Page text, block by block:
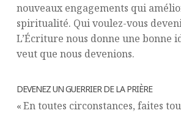
nouveaux engagements qui
spiritualité. Qui voulez-vous
L’Écriture nous donne une bonne
veut que nous devenions.
DEVENEZ UN GUERRIER DE LA PRIÈRE
« En toutes circonstances, faites